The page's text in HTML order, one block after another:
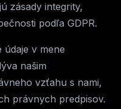
zásady integrity,
podľa GDPR.
v mene
našim
vzťahu s nami,
právnych predpisov.